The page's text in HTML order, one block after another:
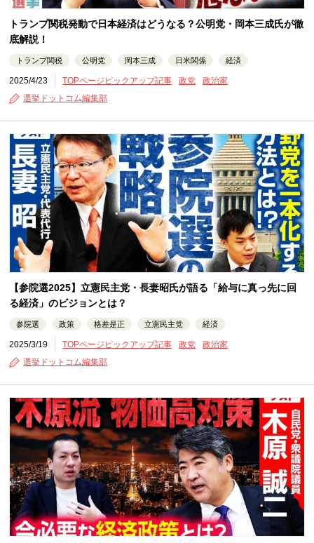
トランプ関税発動で日本経済はどうなる？公明党・岡本三成氏が徹
底解説！
トランプ関税 公明党 岡本三成 日米関係 経済
2025/4/23 TOPページピックアップ記事 政党
政治家
選挙ドットコム編集部
【参院選2025】立憲民主党・長妻昭氏が語る「給与に真っ先に回
る経済」のビジョンとは？
参院選 政策 格差是正 立憲民主党 経済
2025/3/19 TOPページピックアップ記事 政党
政治家
選挙ドットコム編集部